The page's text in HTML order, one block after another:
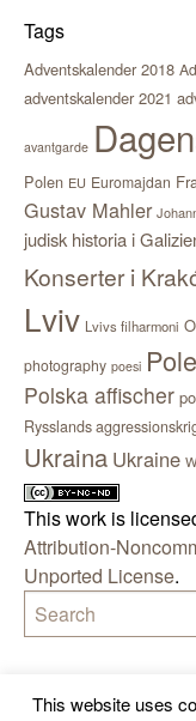
Tags
Adventskalender 2018
adventskalender 2021
avantgarde
Polen EU Euromajdan
Gustav Mahler
judisk historia i
Konserter i
Lviv Lvivs filharmoni
photography poesi
Polska affischer
Rysslands
Ukraina Ukraine
This work is
Attribution-
Unported License.
This website uses